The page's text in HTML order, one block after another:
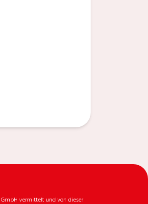
GmbH vermittelt und von dieser